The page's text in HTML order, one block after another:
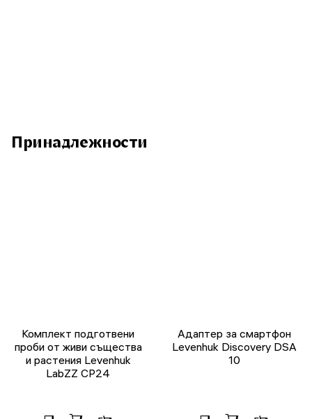
Принадлежности
Комплект подготвени
проби от живи същества
и растения Levenhuk
LabZZ CP24
Адаптер за смартфон
Levenhuk Discovery DSA
10